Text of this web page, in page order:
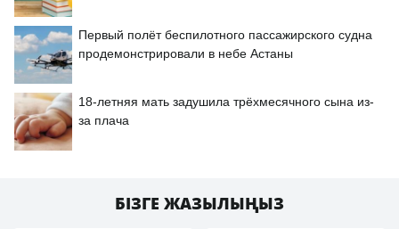
Первый полёт беспилотного пассажирского судна
продемонстрировали в небе Астаны
18-летняя мать задушила трёхмесячного сына из-
за плача
БІЗГЕ ЖАЗЫЛЫҢЫЗ